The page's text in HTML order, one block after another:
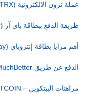
عملة ترون الالكترونية (TRX) للمقامرة
طريقة الدفع ببطاقة باي آر (Payr)
أهم مزايا بطاقة إنتروباي (Entropay) الإلكترونية
الدفع عن طريق MuchBetter
مراهنات البيتكوين – BITCOIN